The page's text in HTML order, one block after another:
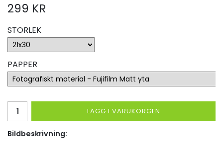
299 KR
STORLEK
PAPPER
LÄGG I VARUKORGEN
Bildbeskrivning: